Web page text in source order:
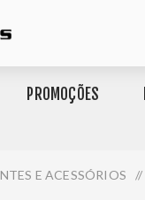
PROMOÇÕES
E ACESSÓRIOS /